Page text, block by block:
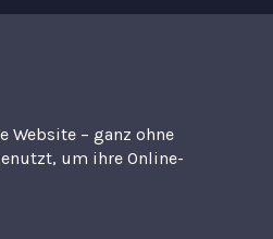
Website – ganz ohne
um ihre Online-